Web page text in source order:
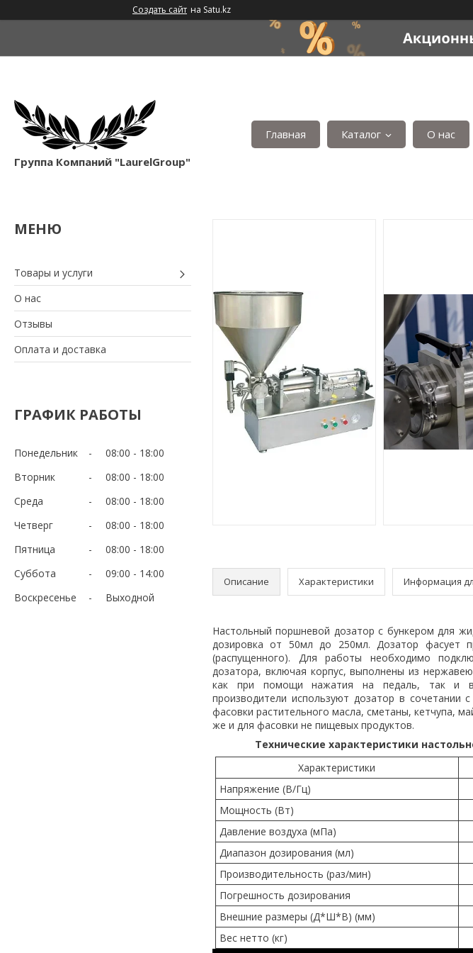
Создать сайт на Satu.kz
Группа Компаний "LaurelGroup"
Главная Каталог О нас
Товары и услуги
О нас
Отзывы
Оплата и доставка
ГРАФИК РАБОТЫ
Понедельник 08:00
18:00
Вторник
08:00
18:00
Среда
08:00
18:00
Четверг
08:00
18:00
Пятница
08:00
18:00
Суббота
09:00
14:00
Воскресенье
Выходной
Описание Характеристики Информация
Настольный поршневой дозатор с бункером для
дозировка от 50мл до 250мл. Дозатор фасует
(распущенного). Для работы необходимо
дозатора, включая корпус, выполнены из
как при помощи нажатия на педаль, так и в
производители используют дозатор в сочетании
фасовки растительного масла, сметаны, кетчупа,
же и для фасовки не пищевых продуктов.
Технические характеристики
Характеристики
Напряжение (В/Гц)
Мощность (Вт)
Давление воздуха (мПа)
Диапазон дозирования (мл)
Производительность (раз/мин)
Погрешность дозирования
Внешние размеры (Д*Ш*В) (мм)
Вес нетто (кг)